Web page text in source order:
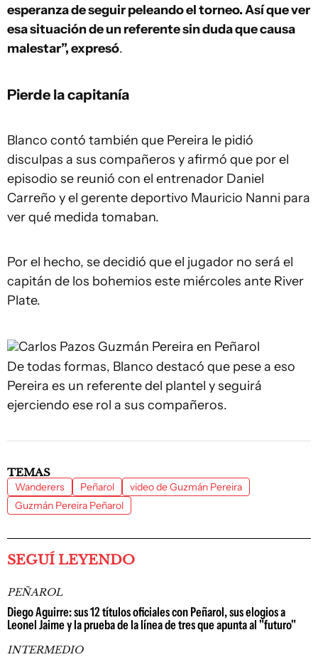
esperanza de seguir peleando el torneo. Así que ver
esa situación de un referente sin duda que causa
malestar”, expresó.
Pierde la capitanía
Blanco contó también que Pereira le pidió
disculpas a sus compañeros y afirmó que por el
episodio se reunió con el entrenador Daniel
Carreño y el gerente deportivo Mauricio Nanni para
ver qué medida tomaban.
Por el hecho, se decidió que el jugador no será el
capitán de los bohemios este miércoles ante River
Plate.
Carlos Pazos Guzmán Pereira en Peñarol
De todas formas, Blanco destacó que pese a eso
Pereira es un referente del plantel y seguirá
ejerciendo ese rol a sus compañeros.
TEMAS
Wanderers Peñarol
video de Guzmán Pereira
Guzmán Pereira Peñarol
SEGUÍ LEYENDO
PEÑAROL
Diego Aguirre: sus 12 títulos oficiales con Peñarol, sus elogios a
Leonel Jaime y la prueba de la línea de tres que apunta al "futuro"
INTERMEDIO